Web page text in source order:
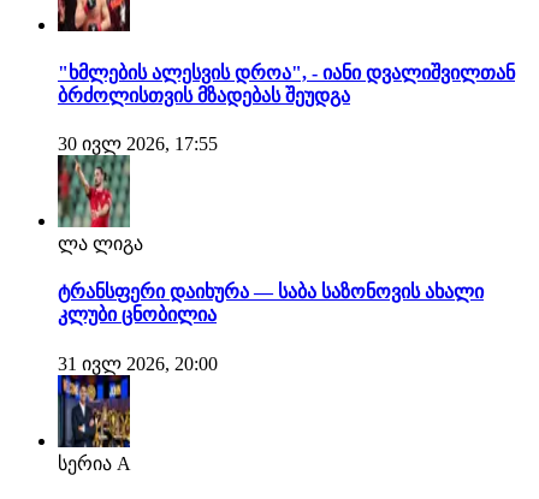
"ხმლების ალესვის დროა", - იანი დვალიშვილთან
ბრძოლისთვის მზადებას შეუდგა
30 ივლ 2026, 17:55
ლა ლიგა
ტრანსფერი დაიხურა — საბა საზონოვის ახალი
კლუბი ცნობილია
31 ივლ 2026, 20:00
სერია A